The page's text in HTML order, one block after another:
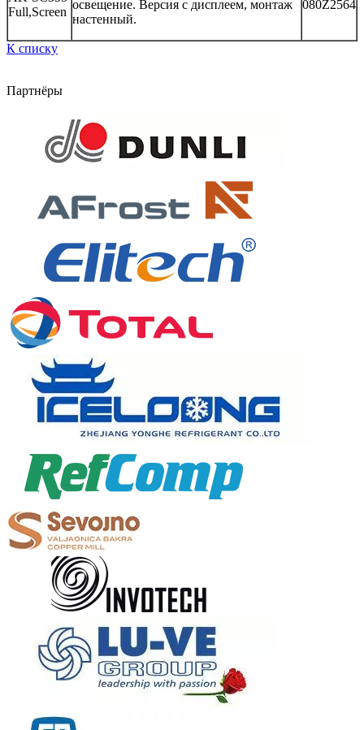
Full,Screen
освещение. Версия с дисплеем, монтаж
настенный.
080Z2564
К списку
Партнёры